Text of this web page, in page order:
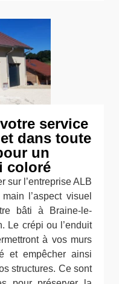
service
dans toute
un
coloré
sur l’entreprise ALB
l’aspect visuel
bâti à Braine-le-
Le crépi ou l’enduit
à vos murs
et empêcher ainsi
structures. Ce sont